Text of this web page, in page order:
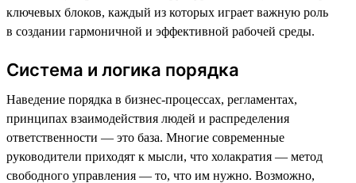
ключевых блоков, каждый из которых играет важную роль
в создании гармоничной и эффективной рабочей среды.
Система и логика порядка
Наведение порядка в бизнес-процессах, регламентах,
принципах взаимодействия людей и распределения
ответственности — это база. Многие современные
руководители приходят к мысли, что холакратия — метод
свободного управления — то, что им нужно. Возможно,